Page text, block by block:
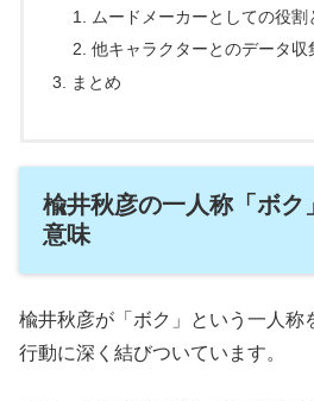
ムードメーカーとしての役
他キャラクターとのデータ
まとめ
楡井秋彦の一人称「ボク
意味
楡井秋彦が「ボク」という一人称
行動に深く結びついています。